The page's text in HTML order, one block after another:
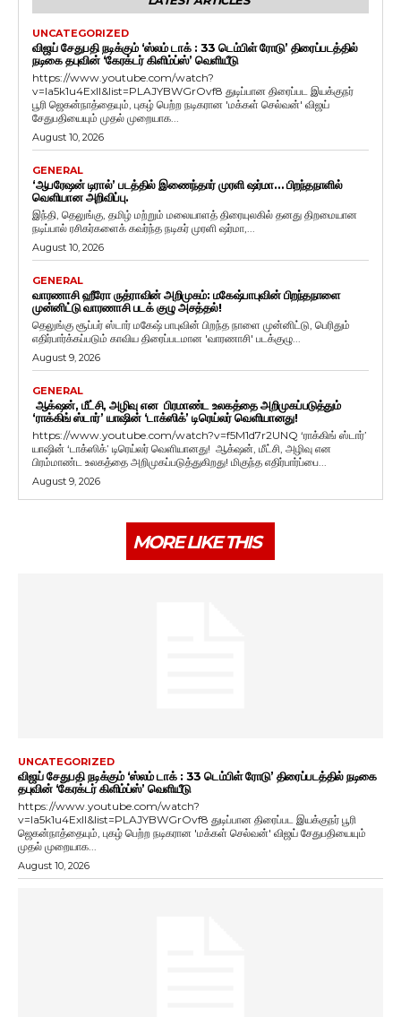
UNCATEGORIZED
விஜய் சேதுபதி நடிக்கும் ‘ஸ்லம் டாக் : 33 டெம்பிள் ரோடு’ திரைப்படத்தில்
நடிகை தபுவின் ‘கேரக்டர் கிளிம்ப்ஸ்’ வெளியீடு
https://www.youtube.com/watch?
v=Ia5k1u4ExlI&list=PLAJYBWGrOvf8 துடிப்பான திரைப்பட இயக்குநர்
பூரி ஜெகன்நாத்தையும், புகழ் பெற்ற நடிகரான 'மக்கள் செல்வன்' விஜய்
சேதுபதியையும் முதல் முறையாக...
August 10, 2026
GENERAL
‘ஆபரேஷன் டிரால்’ படத்தில் இணைந்தார் முரளி ஷர்மா… பிறந்தநாளில்
வெளியான அறிவிப்பு.
இந்தி, தெலுங்கு, தமிழ் மற்றும் மலையாளத் திரையுலகில் தனது திறமையான
நடிப்பால் ரசிகர்களைக் கவர்ந்த நடிகர் முரளி ஷர்மா,...
August 10, 2026
GENERAL
வாரணாசி ஹீரோ ருத்ராவின் அறிமுகம்: மகேஷ்பாபுவின் பிறந்தநாளை
முன்னிட்டு வாரணாசி படக் குழு அசத்தல்!
தெலுங்கு சூப்பர் ஸ்டார் மகேஷ் பாபுவின் பிறந்த நாளை முன்னிட்டு, பெரிதும்
எதிர்பார்க்கப்படும் காவிய திரைப்படமான 'வாரணாசி' படக்குழு...
August 9, 2026
GENERAL
ஆக்‌ஷன், மீட்சி, அழிவு என பிரமாண்ட உலகத்தை அறிமுகப்படுத்தும்
‘ராக்கிங் ஸ்டார்’ யாஷின் ‘டாக்ஸிக்’ டிரெய்லர் வெளியானது!
https://www.youtube.com/watch?v=f5M1d7r2UNQ ‘ராக்கிங் ஸ்டார்’
யாஷின் ‘டாக்ஸிக்’ டிரெய்லர் வெளியானது! ஆக்‌ஷன், மீட்சி, அழிவு என
பிரம்மாண்ட உலகத்தை அறிமுகப்படுத்துகிறது! மிகுந்த எதிர்பார்ப்பை...
August 9, 2026
MORE LIKE THIS
UNCATEGORIZED
விஜய் சேதுபதி நடிக்கும் ‘ஸ்லம் டாக் : 33 டெம்பிள் ரோடு’ திரைப்படத்தில் நடிகை
தபுவின் ‘கேரக்டர் கிளிம்ப்ஸ்’ வெளியீடு
https://www.youtube.com/watch?
v=Ia5k1u4ExlI&list=PLAJYBWGrOvf8 துடிப்பான திரைப்பட இயக்குநர் பூரி
ஜெகன்நாத்தையும், புகழ் பெற்ற நடிகரான 'மக்கள் செல்வன்' விஜய் சேதுபதியையும்
முதல் முறையாக...
August 10, 2026